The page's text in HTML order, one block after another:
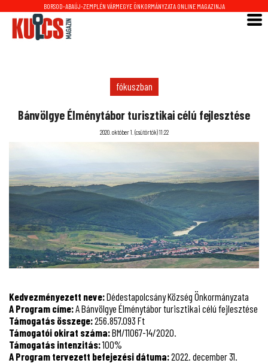
BORSOD-ABAÚJ-ZEMPLÉN VÁRMEGYE ÖNKORMÁNYZATA ONLINE MAGAZINJA
fókuszban
Bánvölgye Élménytábor turisztikai célú fejlesztése
2020. október 1. (csütörtök) 11:22
Kedvezményezett neve:Dédestapolcsány Község Önkormányzata
A Program címe:A Bánvölgye Élménytábor turisztikai célú fejlesztése
Támogatás összege:256.857.093 Ft
Támogatói okirat száma:BM/11067-14/2020.
Támogatás intenzitás:100%
A Program tervezett befejezési dátuma:2022. december 31.